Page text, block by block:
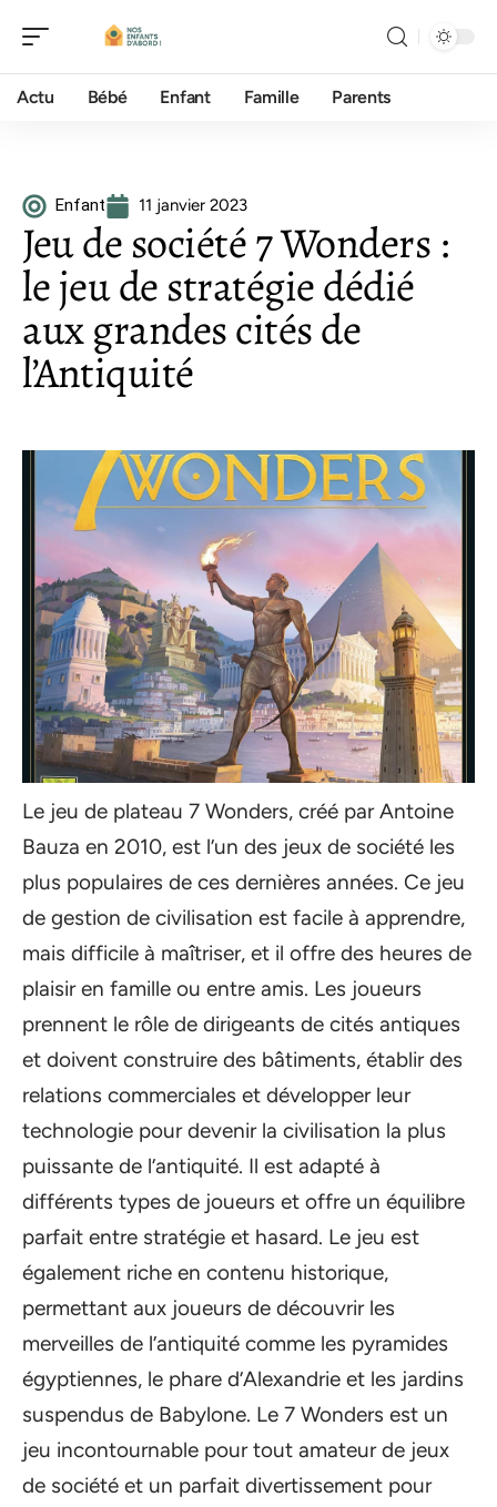
Actu Bébé Enfant Famille Parents
Enfant 11 janvier 2023
Jeu de société 7 Wonders :
le jeu de stratégie dédié
aux grandes cités de
l’Antiquité
Le jeu de plateau 7 Wonders, créé par Antoine
Bauza en 2010, est l’un des jeux de société les
plus populaires de ces dernières années. Ce jeu
de gestion de civilisation est facile à apprendre,
mais difficile à maîtriser, et il offre des heures de
plaisir en famille ou entre amis. Les joueurs
prennent le rôle de dirigeants de cités antiques
et doivent construire des bâtiments, établir des
relations commerciales et développer leur
technologie pour devenir la civilisation la plus
puissante de l’antiquité. Il est adapté à
différents types de joueurs et offre un équilibre
parfait entre stratégie et hasard. Le jeu est
également riche en contenu historique,
permettant aux joueurs de découvrir les
merveilles de l’antiquité comme les pyramides
égyptiennes, le phare d’Alexandrie et les jardins
suspendus de Babylone. Le 7 Wonders est un
jeu incontournable pour tout amateur de jeux
de société et un parfait divertissement pour